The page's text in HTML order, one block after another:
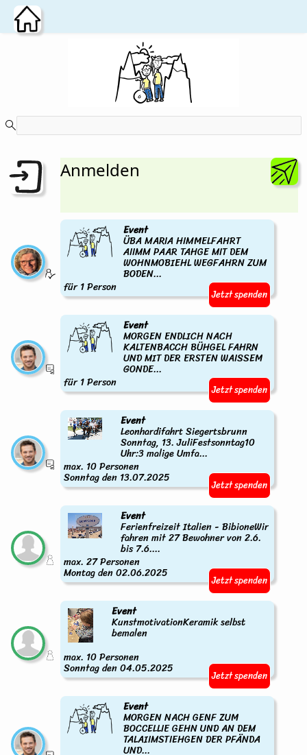
Zum Hauptinhalt wechseln
Anmelden
Event
ÜBA MARIA HIMMELFAHRT
AIIMM PAAR TAHGE MIT DEM
WOHNMOBIEHL WEGFAHRN ZUM
BODEN...
für 1 Person Jetzt spenden
Event
MORGEN ENDLICH NACH
KALTENBACCH BÜHGEL FAHRN
UND MIT DER ERSTEN WAISSEM
GONDE...
für 1 Person Jetzt spenden
Event
Leonhardifahrt Siegertsbrunn
Sonntag, 13. JuliFestsonntag10
Uhr:3 malige Umfa...
max. 10 Personen
Sonntag den 13.07.2025 Jetzt spenden
Event
Ferienfreizeit Italien - BibioneWir
fahren mit 27 Bewohner von 2.6.
bis 7.6....
max. 27 Personen
Montag den 02.06.2025 Jetzt spenden
Event
KunstmotivationKeramik selbst
bemalen
max. 10 Personen
Sonntag den 04.05.2025 Jetzt spenden
Event
MORGEN NACH GENF ZUM
BOCCELLIE GEHN UND AN DEM
TALAIIMSTIEHGEN DER PFÄNDA
UND...